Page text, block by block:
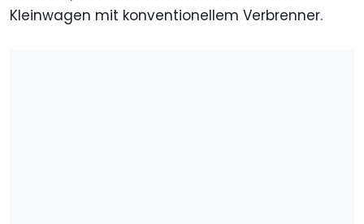
Kleinwagen mit konventionellem Verbrenner.